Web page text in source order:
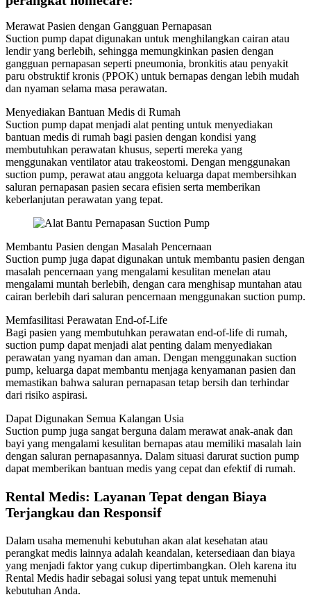
Merawat Pasien dengan Gangguan Pernapasan
Suction pump dapat digunakan untuk menghilangkan cairan atau
lendir yang berlebih, sehingga memungkinkan pasien dengan
gangguan pernapasan seperti pneumonia, bronkitis atau penyakit
paru obstruktif kronis (PPOK) untuk bernapas dengan lebih mudah
dan nyaman selama masa perawatan.
Menyediakan Bantuan Medis di Rumah
Suction pump dapat menjadi alat penting untuk menyediakan
bantuan medis di rumah bagi pasien dengan kondisi yang
membutuhkan perawatan khusus, seperti mereka yang
menggunakan ventilator atau trakeostomi. Dengan menggunakan
suction pump, perawat atau anggota keluarga dapat membersihkan
saluran pernapasan pasien secara efisien serta memberikan
keberlanjutan perawatan yang tepat.
Membantu Pasien dengan Masalah Pencernaan
Suction pump juga dapat digunakan untuk membantu pasien dengan
masalah pencernaan yang mengalami kesulitan menelan atau
mengalami muntah berlebih, dengan cara menghisap muntahan atau
cairan berlebih dari saluran pencernaan menggunakan suction pump.
Memfasilitasi Perawatan End-of-Life
Bagi pasien yang membutuhkan perawatan end-of-life di rumah,
suction pump dapat menjadi alat penting dalam menyediakan
perawatan yang nyaman dan aman. Dengan menggunakan suction
pump, keluarga dapat membantu menjaga kenyamanan pasien dan
memastikan bahwa saluran pernapasan tetap bersih dan terhindar
dari risiko aspirasi.
Dapat Digunakan Semua Kalangan Usia
Suction pump juga sangat berguna dalam merawat anak-anak dan
bayi yang mengalami kesulitan bernapas atau memiliki masalah lain
dengan saluran pernapasannya. Dalam situasi darurat suction pump
dapat memberikan bantuan medis yang cepat dan efektif di rumah.
Rental Medis: Layanan Tepat dengan Biaya
Terjangkau dan Responsif
Dalam usaha memenuhi kebutuhan akan alat kesehatan atau
perangkat medis lainnya adalah keandalan, ketersediaan dan biaya
yang menjadi faktor yang cukup dipertimbangkan. Oleh karena itu
Rental Medis hadir sebagai solusi yang tepat untuk memenuhi
kebutuhan Anda.